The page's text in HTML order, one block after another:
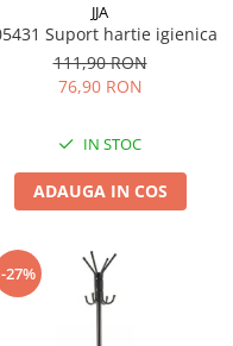
JJA
105431 Suport hartie igienica
111,90 RON
76,90 RON
IN STOC
ADAUGA IN COS
-27%